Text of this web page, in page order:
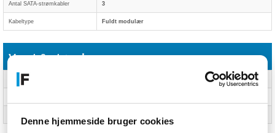
Denne hjemmeside bruger cookies
Antal SATA-strømkabler 3
Kabeltype Fuldt modulær
Vægt & størrelser
Bredde